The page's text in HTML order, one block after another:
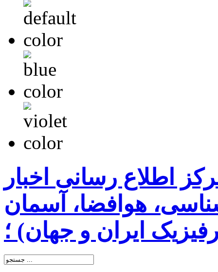
اطلاع رسانی اخبار
هوافضا، آسمان
ایران و جهان) ؛